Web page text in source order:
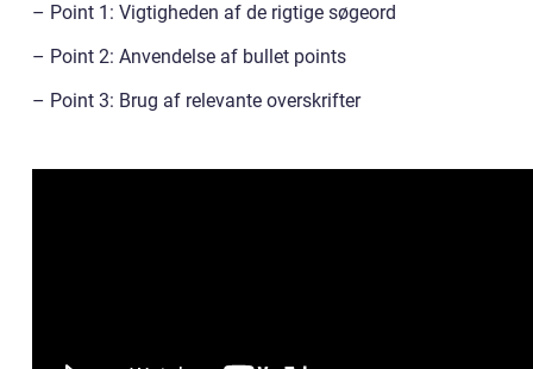
– Point 1: Vigtigheden af de rigtige søgeord
– Point 2: Anvendelse af bullet points
– Point 3: Brug af relevante overskrifter